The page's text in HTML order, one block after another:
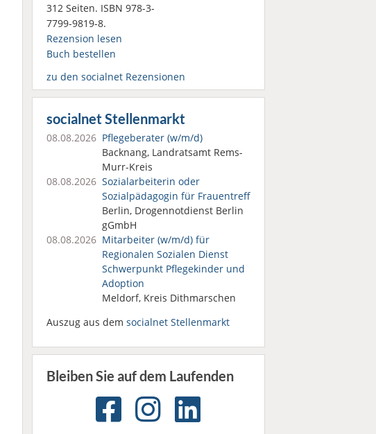
312 Seiten. ISBN 978-3-
7799-9819-8.
Rezension lesen
Buch bestellen
zu den socialnet Rezensionen
socialnet Stellenmarkt
08.08.2026 Pflegeberater (w/m/d)
Backnang, Landratsamt Rems-
Murr-Kreis
08.08.2026 Sozialarbeiterin oder
Sozialpädagogin für Frauentreff
Berlin, Drogennotdienst Berlin
gGmbH
08.08.2026 Mitarbeiter (w/m/d) für
Regionalen Sozialen Dienst
Schwerpunkt Pflegekinder und
Adoption
Meldorf, Kreis Dithmarschen
Auszug aus dem socialnet Stellenmarkt
Bleiben Sie auf dem Laufenden